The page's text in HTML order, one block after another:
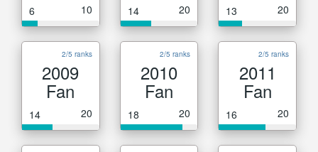
6 10 14 20 13 20
2/5 ranks
2009
Fan
14 20
2/5 ranks
2010
Fan
18 20
2/5 ranks
2011
Fan
16 20